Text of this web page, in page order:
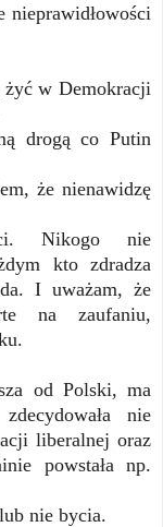
żyć w Demokracji
drogą co Putin
że nienawidzę
Nikogo nie
kto zdradza
I uważam, że
na zaufaniu,
od Polski, ma
nie
liberalnej oraz
powstała np.
nie bycia.